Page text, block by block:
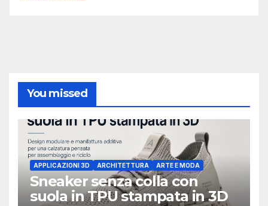
You missed
APPLICAZIONI 3D ARCHITETTURA ARTE E MODA
Sneaker senza colla con
suola in TPU stampata in 3D